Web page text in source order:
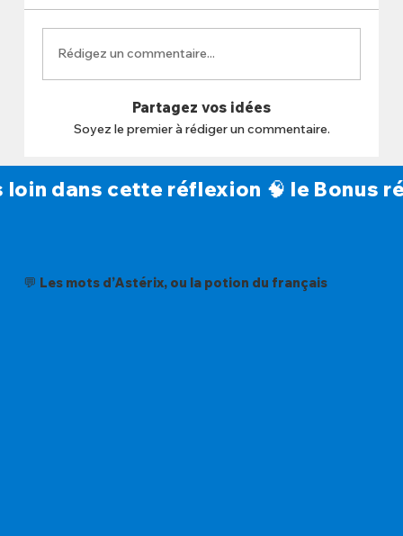
Rédigez un commentaire...
Partagez vos idées
Soyez le premier à rédiger un commentaire.
loin dans cette réflexion 🧠 le Bonus
💬 Les mots d’Astérix, ou la potion du français